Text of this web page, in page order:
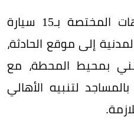
وعلى الفور، دفعت الجهات المختصة بـ15 سيارة
إلى موقع الحادثة،
بمحيط المحطة، مع
لتنبيه الأهالي